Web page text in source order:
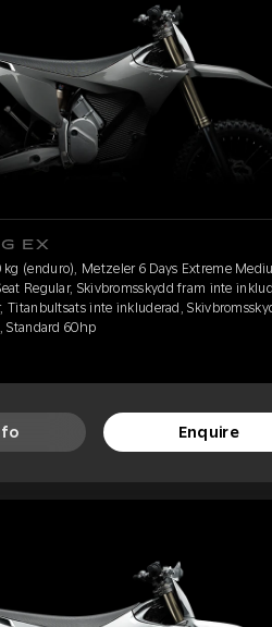
EX
kg (enduro), Metzeler 6 Days Extreme
Regular, Skivbromsskydd fram inte
Titanbultsats inte inkluderad,
Standard 60hp
Enquire